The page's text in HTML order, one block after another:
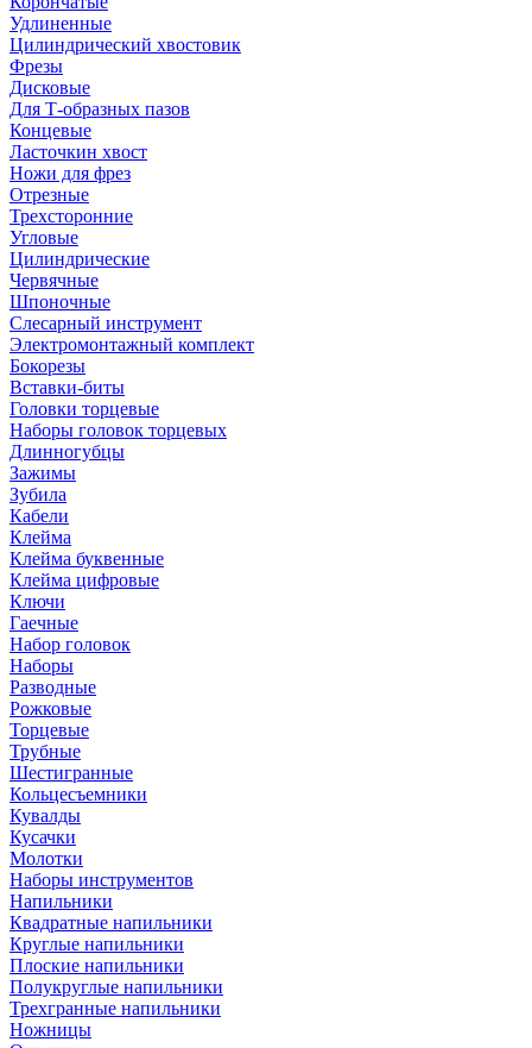
Удлиненные
Цилиндрический хвостовик
Фрезы
Дисковые
Для Т-образных пазов
Концевые
Ласточкин хвост
Ножи для фрез
Отрезные
Трехсторонние
Угловые
Цилиндрические
Червячные
Шпоночные
Слесарный инструмент
Электромонтажный комплект
Бокорезы
Вставки-биты
Головки торцевые
Наборы головок торцевых
Длинногубцы
Зажимы
Зубила
Кабели
Клейма
Клейма буквенные
Клейма цифровые
Ключи
Гаечные
Набор головок
Наборы
Разводные
Рожковые
Торцевые
Трубные
Шестигранные
Кольцесъемники
Кувалды
Кусачки
Молотки
Наборы инструментов
Напильники
Квадратные напильники
Круглые напильники
Плоские напильники
Полукруглые напильники
Трехгранные напильники
Ножницы